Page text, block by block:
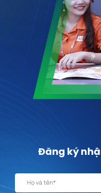
Đăng ký
Họ và tên*